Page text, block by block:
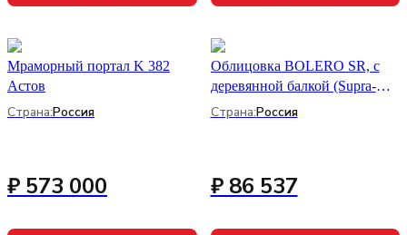
Мраморный портал K 382
Астов
Страна:Россия
₽ 573 000
Облицовка BOLERO SR, с
деревянной балкой (Supra-
Russia)
Страна:Россия
₽ 86 537